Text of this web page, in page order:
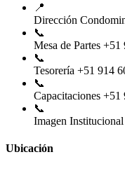
📍
Dirección
📞
Mesa de Partes +51
📞
Tesorería +51 914
📞
Capacitaciones +51
📞
Imagen Institucional
Ubicación